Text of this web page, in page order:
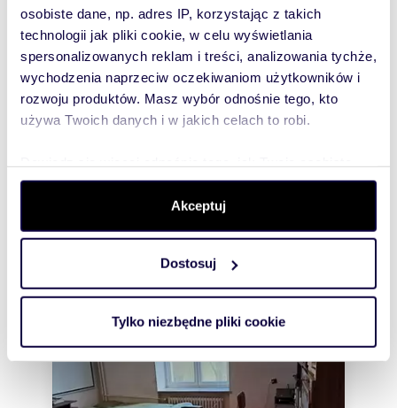
osobiste dane, np. adres IP, korzystając z takich
technologii jak pliki cookie, w celu wyświetlania
spersonalizowanych reklam i treści, analizowania tychże,
wychodzenia naprzeciw oczekiwaniom użytkowników i
rozwoju produktów. Masz wybór odnośnie tego, kto
używa Twoich danych i w jakich celach to robi.
dane są przetwarzane oraz ustaw własne preferencje w
. W Deklaracji plików cookie możesz
zmienić lub wycofać swoją zgodę w dowolnej chwili.
Wykorzystujemy pliki cookie do spersonalizowania treści
i reklam, aby oferować funkcje społecznościowe i
korzystasz z naszej witryny, udostępniamy partnerom
Partnerzy mogą połączyć te informacje z innymi danymi
otrzymanymi od Ciebie lub uzyskanymi podczas
Akceptuj
Dostosuj
Tylko niezbędne pliki cookie
Rozwiń opis
Mieszkanie: na sprzedaż
Liczba
1
Powierzchni
a całkowita:
34 m2
województwo:
miejscowość:Warszawadzielnica:
Podobne oferty w tej lokalizacji